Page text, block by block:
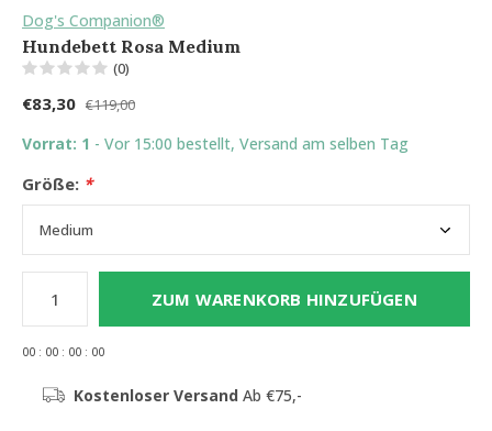
Dog's Companion®
Hundebett Rosa Medium
(0)
€83,30 €119,00
Vorrat: 1 - Vor 15:00 bestellt, Versand am selben Tag
Größe: *
ZUM WARENKORB HINZUFÜGEN
00 : 00 : 00 : 00
Kostenloser Versand Ab €75,-